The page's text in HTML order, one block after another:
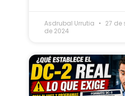
Asdrubal Urrutia
27 de
de 2024